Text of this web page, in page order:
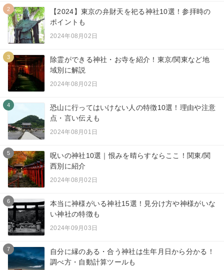
2
【2024】東京の弁財天を祀る神社10選！参拝時の
ポイントも
2024年08月02日
3
除霊ができる神社・お寺を紹介！東京/関東など地
域別に解説
2024年08月02日
4
恐山に行ってはいけない人の特徴10選！理由や注意
点・言い伝えも
2024年08月01日
5
呪いの神社10選｜恨みを晴らすならここ！関東/関
西別に紹介
2024年08月02日
6
本当に神様がいる神社15選！見分け方や神様がいな
い神社の特徴も
2024年09月03日
7
自分に縁のある・合う神社は生年月日から分かる！
調べ方・自動計算ツールも